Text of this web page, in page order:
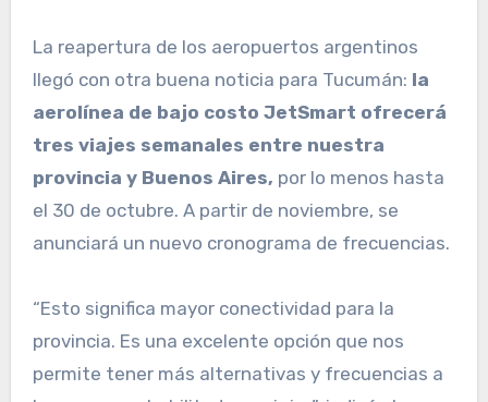
La reapertura de los aeropuertos argentinos
llegó con otra buena noticia para Tucumán: la
aerolínea de bajo costo JetSmart ofrecerá
tres viajes semanales entre nuestra
provincia y Buenos Aires, por lo menos hasta
el 30 de octubre. A partir de noviembre, se
anunciará un nuevo cronograma de frecuencias.
“Esto significa mayor conectividad para la
provincia. Es una excelente opción que nos
permite tener más alternativas y frecuencias a